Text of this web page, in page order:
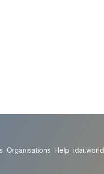
Organisations Help idai.world